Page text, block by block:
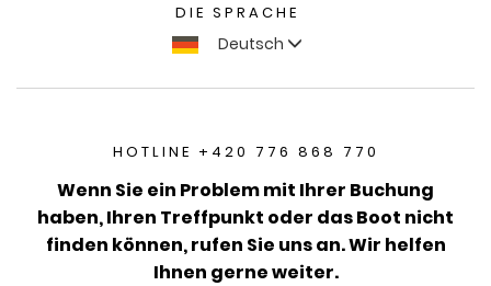
DIE SPRACHE
Deutsch
HOTLINE +420 776 868 770
Wenn Sie ein Problem mit Ihrer Buchung
haben, Ihren Treffpunkt oder das Boot nicht
finden können, rufen Sie uns an. Wir helfen
Ihnen gerne weiter.